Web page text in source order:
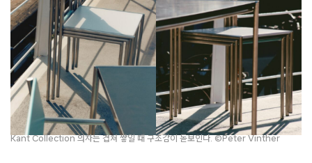
Kant Collection 의자는 겹쳐 쌓일 때 구조감이 돋보인다. ©Peter Vinther